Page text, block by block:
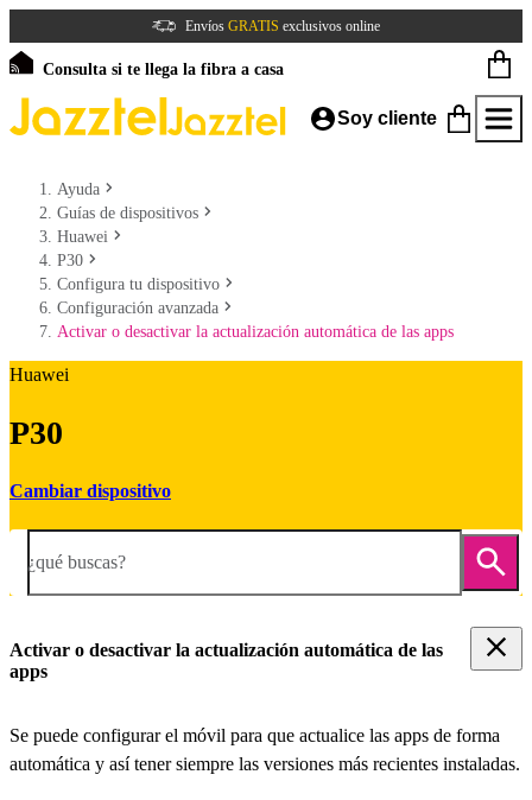
Envíos GRATIS exclusivos online
Consulta si te llega la fibra a casa
Soy cliente
Ayuda
Guías de dispositivos
Huawei
P30
Configura tu dispositivo
Configuración avanzada
Activar o desactivar la actualización automática de las apps
Huawei
P30
Cambiar dispositivo
¿qué buscas?
Activar o desactivar la actualización automática de las
apps
Se puede configurar el móvil para que actualice las apps de forma
automática y así tener siempre las versiones más recientes instaladas.